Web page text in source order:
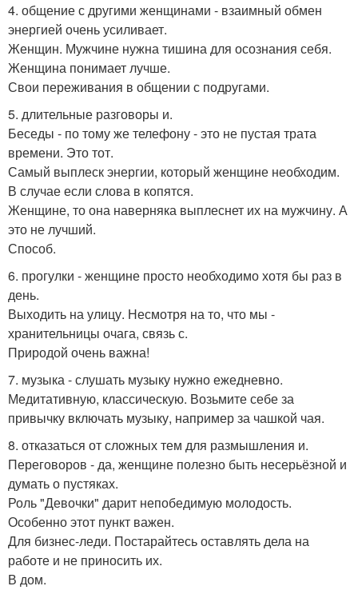
4. общение с другими женщинами - взаимный обмен
энергией очень усиливает.
Женщин. Мужчине нужна тишина для осознания себя.
Женщина понимает лучше.
Свои переживания в общении с подругами.
5. длительные разговоры и.
Беседы - по тому же телефону - это не пустая трата
времени. Это тот.
Самый выплеск энергии, который женщине необходим.
В случае если слова в копятся.
Женщине, то она наверняка выплеснет их на мужчину. А
это не лучший.
Способ.
6. прогулки - женщине просто необходимо хотя бы раз в
день.
Выходить на улицу. Несмотря на то, что мы -
хранительницы очага, связь с.
Природой очень важна!
7. музыка - слушать музыку нужно ежедневно.
Медитативную, классическую. Возьмите себе за
привычку включать музыку, например за чашкой чая.
8. отказаться от сложных тем для размышления и.
Переговоров - да, женщине полезно быть несерьёзной и
думать о пустяках.
Роль "Девочки" дарит непобедимую молодость.
Особенно этот пункт важен.
Для бизнес-леди. Постарайтесь оставлять дела на
работе и не приносить их.
В дом.